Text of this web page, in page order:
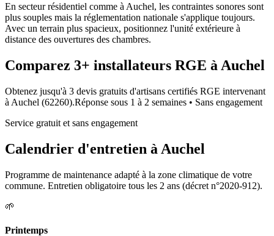
En secteur résidentiel comme à Auchel, les contraintes sonores sont
plus souples mais la réglementation nationale s'applique toujours.
Avec un terrain plus spacieux, positionnez l'unité extérieure à
distance des ouvertures des chambres.
Comparez 3+ installateurs RGE à Auchel
Obtenez jusqu'à 3 devis gratuits d'artisans certifiés RGE intervenant
à Auchel (62260).Réponse sous 1 à 2 semaines • Sans engagement
Service gratuit et sans engagement
Calendrier d'entretien à Auchel
Programme de maintenance adapté à la zone climatique de votre
commune. Entretien obligatoire tous les 2 ans (décret n°2020-912).
🌱
Printemps